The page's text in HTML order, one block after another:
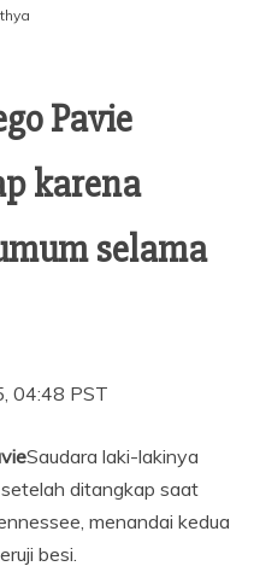
Pavie
karena
selama
04:48 PST
Saudara laki-lakinya
ditangkap saat
menandai kedua
besi.